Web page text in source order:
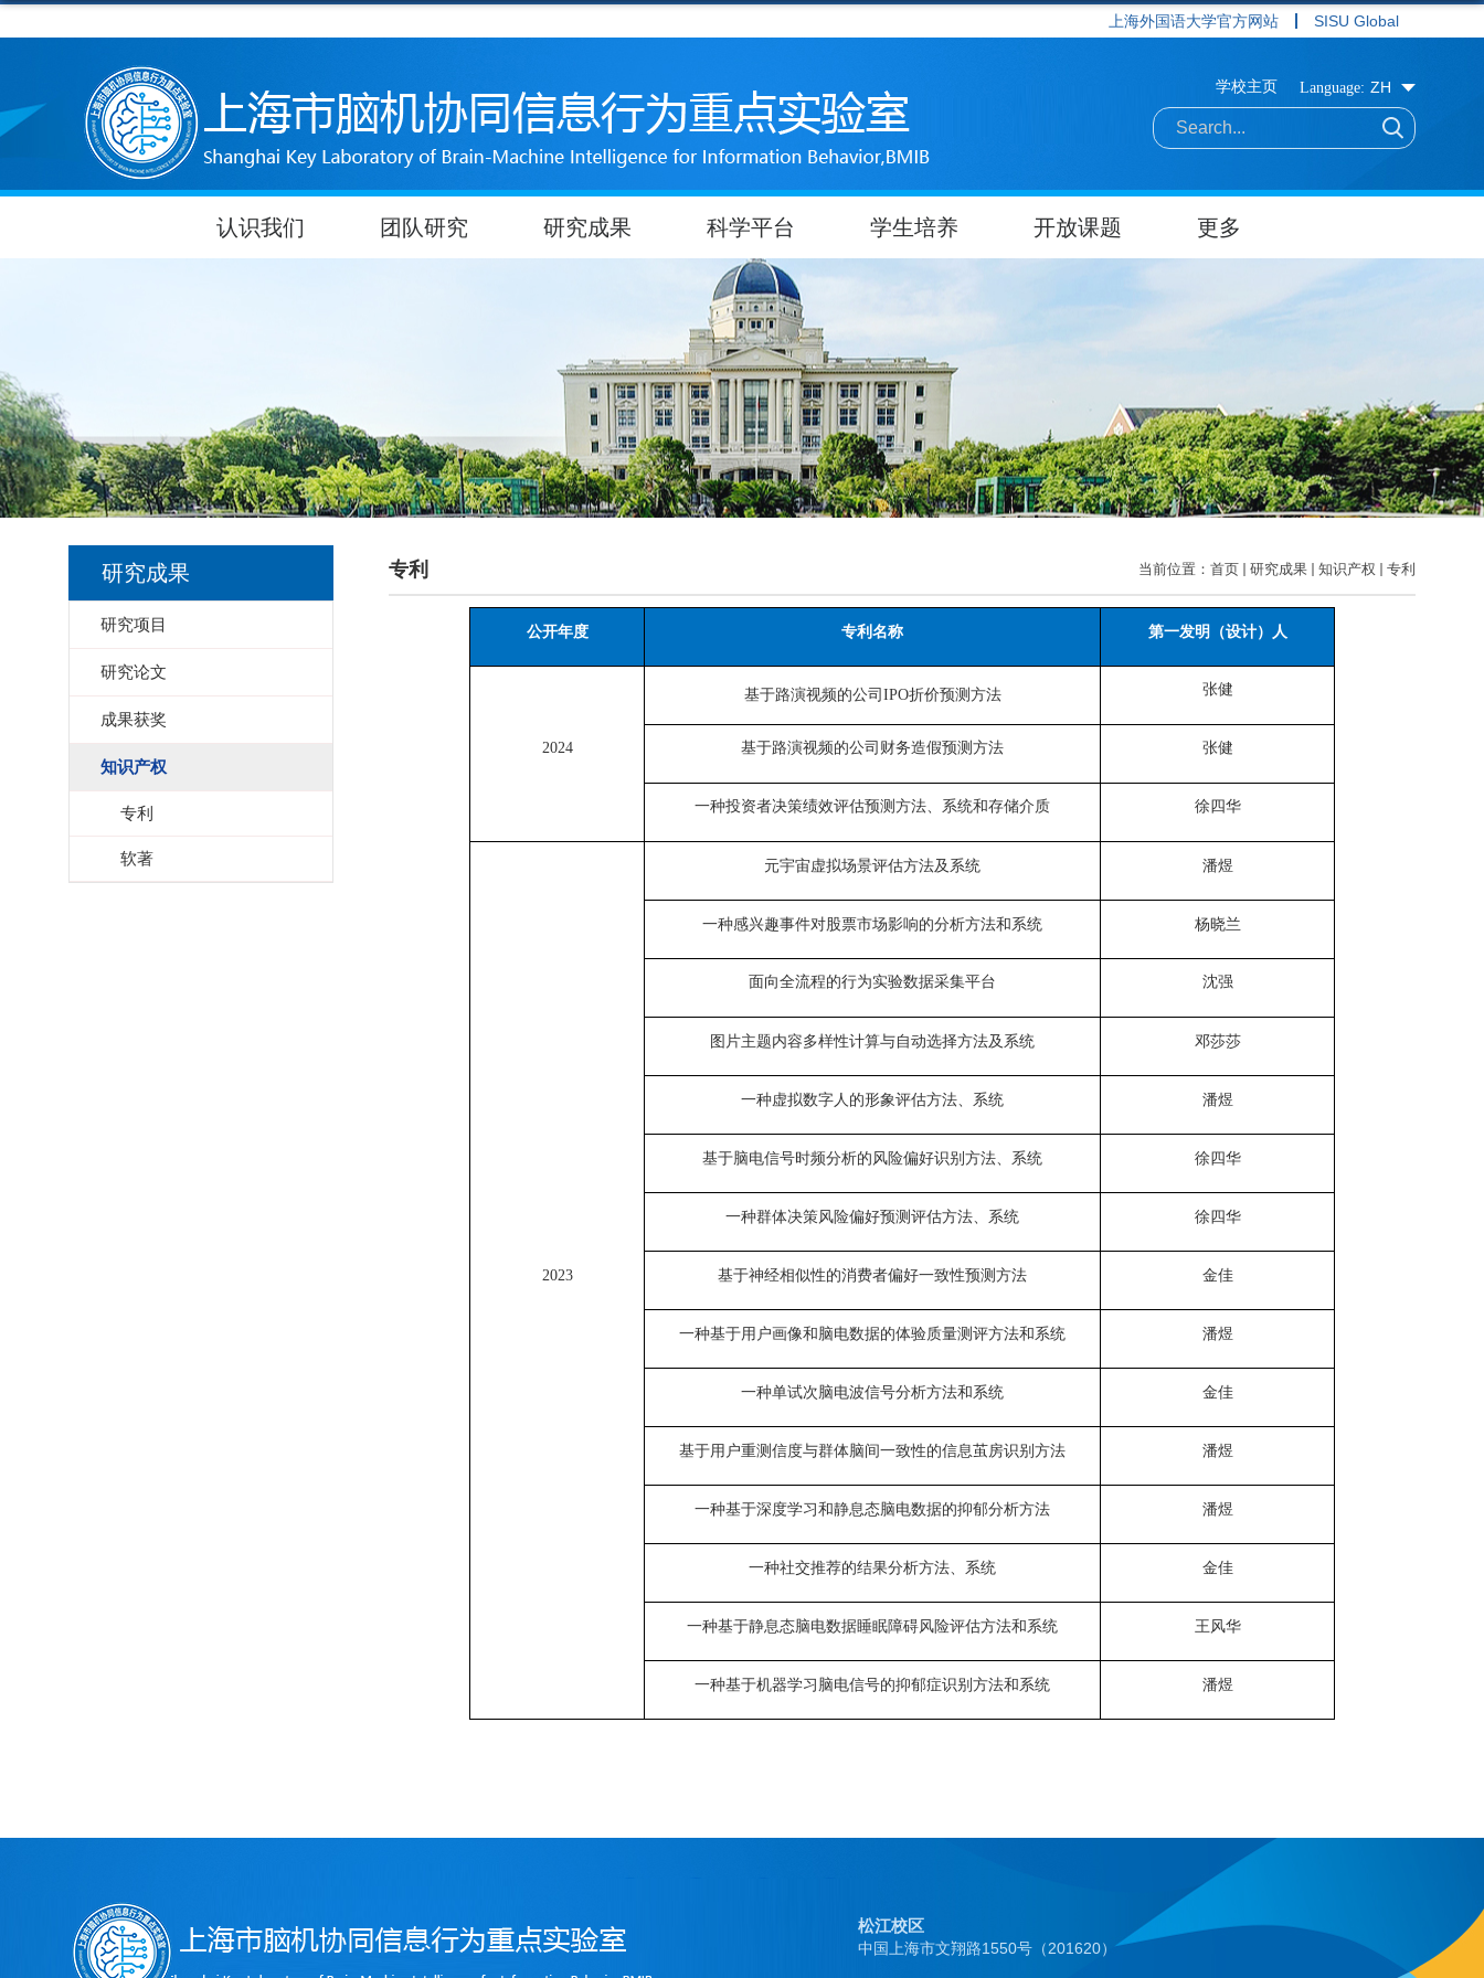
上海外国语大学官方网站 SISU Global
Language: ZH
学校主页
认识我们 团队研究 研究成果 科学平台 学生培养 开放课题 更多
研究成果
研究项目
研究论文
成果获奖
知识产权
专利
软著
专利 当前位置： 首页 研究成果 知识产权 专利
公开年度 专利名称 第一发明（设计）人
2024
基于路演视频的公司IPO折价预测方法 张健
基于路演视频的公司财务造假预测方法 张健
一种投资者决策绩效评估预测方法、系统和存储介质 徐四华
2023
元宇宙虚拟场景评估方法及系统 潘煜
一种感兴趣事件对股票市场影响的分析方法和系统 杨晓兰
面向全流程的行为实验数据采集平台 沈强
图片主题内容多样性计算与自动选择方法及系统 邓莎莎
一种虚拟数字人的形象评估方法、系统 潘煜
基于脑电信号时频分析的风险偏好识别方法、系统 徐四华
一种群体决策风险偏好预测评估方法、系统 徐四华
基于神经相似性的消费者偏好一致性预测方法 金佳
一种基于用户画像和脑电数据的体验质量测评方法和系统 潘煜
一种单试次脑电波信号分析方法和系统 金佳
基于用户重测信度与群体脑间一致性的信息茧房识别方法 潘煜
一种基于深度学习和静息态脑电数据的抑郁分析方法 潘煜
一种社交推荐的结果分析方法、系统 金佳
一种基于静息态脑电数据睡眠障碍风险评估方法和系统 王风华
一种基于机器学习脑电信号的抑郁症识别方法和系统 潘煜
松江校区
中国上海市文翔路1550号（201620）